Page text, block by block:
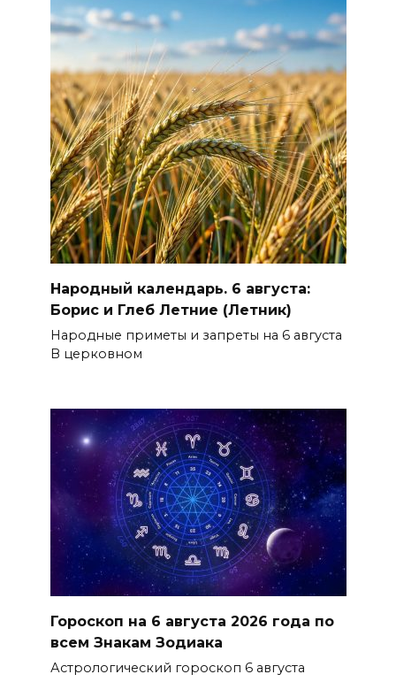
Народный календарь. 6 августа:
Борис и Глеб Летние (Летник)
Народные приметы и запреты на 6 августа
В церковном
Гороскоп на 6 августа 2026 года по
всем Знакам Зодиака
Астрологический гороскоп 6 августа